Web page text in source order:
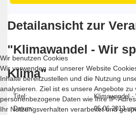
Detailansicht zur
"Klimawandel - Wir
Klima"
Titel:
Klimawandel
Datum:
05.06.2013
Wir benutzen Cookies
Wir verwenden auf unserer Website
Inhalte bereitzustellen und die Nutzung
analysieren. Ziel ist es unsere Angebote
personenbezogene Daten wie Ihre IP-
Ihr Nutzungsverhalten verarbeitet und